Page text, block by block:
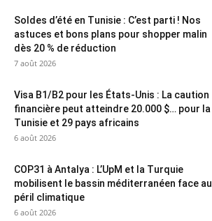
Soldes d’été en Tunisie : C’est parti ! Nos
astuces et bons plans pour shopper malin
dès 20 % de réduction
7 août 2026
Visa B1/B2 pour les États-Unis : La caution
financière peut atteindre 20.000 $… pour la
Tunisie et 29 pays africains
6 août 2026
COP31 à Antalya : L’UpM et la Turquie
mobilisent le bassin méditerranéen face au
péril climatique
6 août 2026